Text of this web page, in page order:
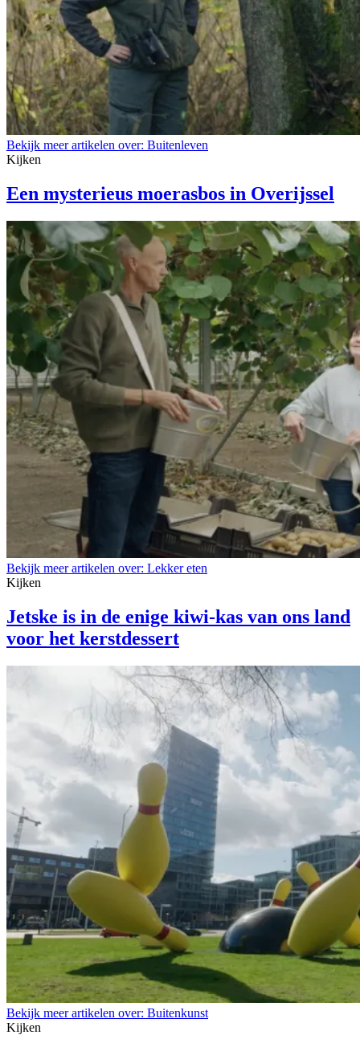
Bekijk meer artikelen over: Buitenleven
Kijken
Een mysterieus moerasbos in Overijssel
Bekijk meer artikelen over: Lekker eten
Kijken
Jetske is in de enige kiwi-kas van ons land
voor het kerstdessert
Bekijk meer artikelen over: Buitenkunst
Kijken